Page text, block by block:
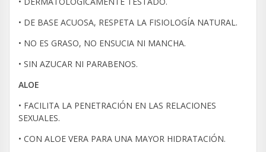
• DE BASE ACUOSA, RESPETA LA FISIOLOGÍA NATURAL.
• NO ES GRASO, NO ENSUCIA NI MANCHA.
• SIN AZUCAR NI PARABENOS.
ALOE
• FACILITA LA PENETRACIÓN EN LAS RELACIONES
SEXUALES.
• CON ALOE VERA PARA UNA MAYOR HIDRATACIÓN.